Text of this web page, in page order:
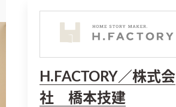
H.FACTORY／株式会
社 橋本技建